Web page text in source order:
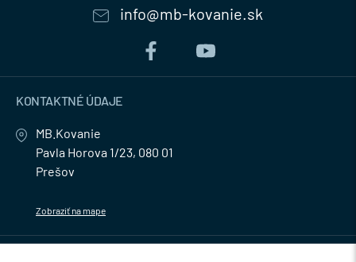
info@mb-kovanie.sk
KONTAKTNÉ ÚDAJE
MB.Kovanie
Pavla Horova 1/23, 080 01
Prešov
Zobraziť na mape